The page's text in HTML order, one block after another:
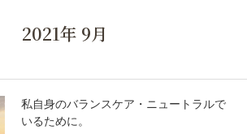
2021年 9月
私自身のバランスケア・ニュートラルで
いるために。
/ 根岸恭子